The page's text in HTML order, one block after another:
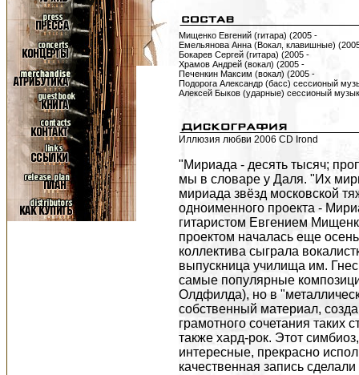
Мищенко Евгений (гитара) (2005 -
Емельянова Анна (Вокал, клавишные)
Бокарев Сергей (гитара) (2005 -
Храмов Андрей (вокал) (2005 -
Печенкин Максим (вокал) (2005 -
Подорога Александр (басс) сессионый
Алексей Быков (ударные) сессионый
Иллюзия любви 2006 CD Irond
"Мириада - десять тысяч;
мы в словаре у Даля. "Их
мириада звёзд московской
одноименного проекта -
гитаристом Евгением
проектом началась еще
коллектива сыграла
выпускница училища им.
самые популярные
Олдфилда), но в
собственный материал,
грамотного сочетания таких
также хард-рок. Этот
интересные, прекрасно
качественная запись